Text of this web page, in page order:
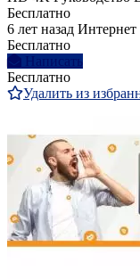
Бесплатно
6 лет назад Интернет
Бесплатно
Написать
Бесплатно
Удалить из